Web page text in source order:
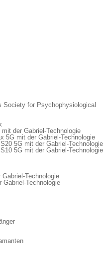
Society for Psychophysiological
der Gabriel-Technologie
5G mit der Gabriel-Technologie
5G mit der Gabriel-Technologie
5G mit der Gabriel-Technologie
Technologie
Gabriel-Technologie